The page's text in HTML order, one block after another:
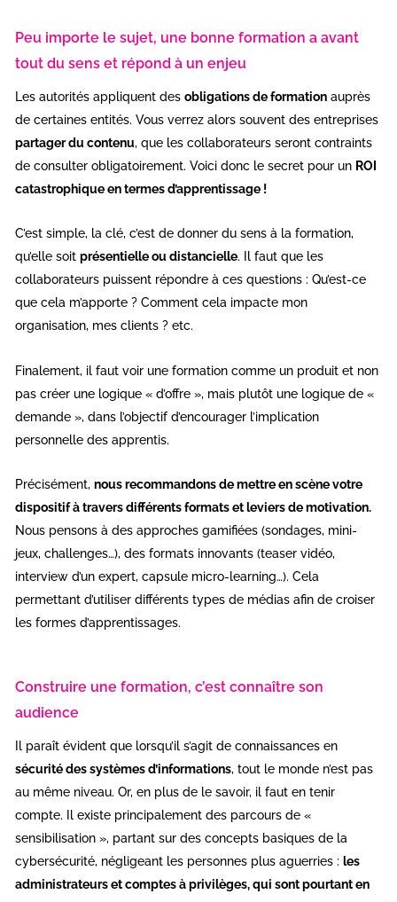
Peu importe le sujet, une bonne formation a avant
tout du sens et répond à un enjeu
Les autorités appliquent desobligations de formation auprès
de certaines entités. Vous verrez alors souvent des entreprises
partager du contenu, que les collaborateurs seront contraints
de consulter obligatoirement. Voici donc le secret pour un ROI
catastrophique en termes d’apprentissage !
C’est simple, la clé, c’est de donner du sens à la formation,
qu’elle soitprésentielle ou distancielle. Il faut que les
collaborateurs puissent répondre à ces questions : Qu’est-ce
que cela m’apporte ? Comment cela impacte mon
organisation, mes clients ? etc.
Finalement, il faut voir une formation comme un produit et non
pas créer une logique « d’offre », mais plutôt une logique de «
demande », dans l’objectif d’encourager l’implication
personnelle des apprentis.
Précisément,nous recommandons de mettre en scène votre
dispositif à travers différents formats et leviers de motivation.
Nous pensons à des approches gamifiées (sondages, mini-
jeux, challenges…), des formats innovants (teaser vidéo,
interview d’un expert, capsule micro-learning…). Cela
permettant d’utiliser différents types de médias afin de croiser
les formes d’apprentissages.
Construire une formation, c’est connaître son
audience
Il paraît évident que lorsqu’il s’agit de connaissances en
sécurité des systèmes d’informations, tout le monde n’est pas
au même niveau. Or, en plus de le savoir, il faut en tenir
compte. Il existe principalement des parcours de «
sensibilisation », partant sur des concepts basiques de la
cybersécurité, négligeant les personnes plus aguerries : les
administrateurs et comptes à privilèges, qui sont pourtant en